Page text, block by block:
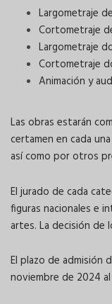
Largometraje
Cortometraje
Largometraje
Cortometraje
Animación y
Las obras estarán
certamen en cada
así como por otros
El jurado de cada
figuras nacionales e
artes. La decisión de
El plazo de admisión
noviembre de 2024